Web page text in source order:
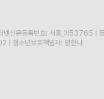
넷신문등록번호: 서울,아53765
청소년보호책임자: 양한나